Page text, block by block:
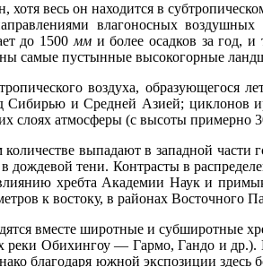
весь он находится в
влагоносных
до 1500 мми более осадков за год, и
самые пустынные высокогорные
воздуха,
и Средней Азией; циклонов
слоях атмосферы (с высоты примерно
выпадают в западной
тени. Контрасты в
хребта Академии Наук и
к востоку, в районах
вместе широтные и субширотные
реки Обихингоу — Гармо, Гандо и
благодаря южной экспозиции здесь